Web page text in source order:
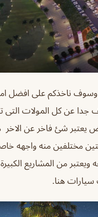
ناخذكم على افضل
عن كل المولات التى
يعتبر شئ فاخر عن
مختلفين منه واجهه
من المشاريع
سيارات هنا.